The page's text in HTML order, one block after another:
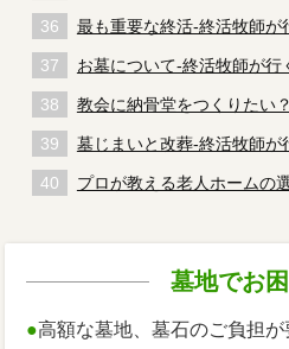
最も重要な終活-終活牧師が
お墓について-終活牧師が行
教会に納骨堂をつくりたい
墓じまいと改葬-終活牧師が
プロが教える老人ホームの
墓地でお
●高額な墓地、墓石のご負担